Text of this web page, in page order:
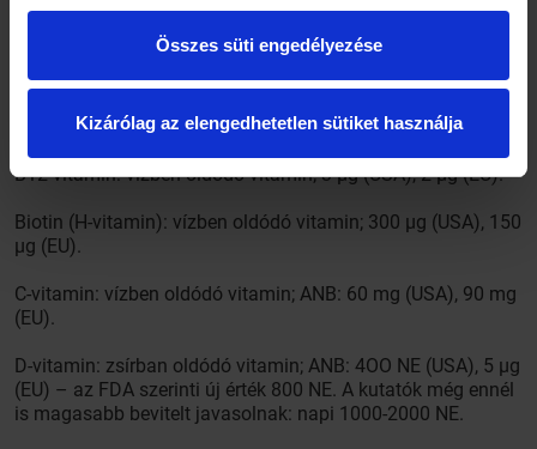
Összes süti engedélyezése
Kizárólag az elengedhetetlen sütiket használja
B6-vitamin (piridoxin): vízben oldódó vitamin; 2 mg (USA), 2
3OO µg (EU).
B12-vitamin: vízben oldódó vitamin; 3 µg (USA), 2 µg (EU).
Biotin (H-vitamin): vízben oldódó vitamin; 300 µg (USA), 150
µg (EU).
C-vitamin: vízben oldódó vitamin; ANB: 60 mg (USA), 90 mg
(EU).
D-vitamin: zsírban oldódó vitamin; ANB: 4OO NE (USA), 5 µg
(EU) – az FDA szerinti új érték 800 NE. A kutatók még ennél
is magasabb bevitelt javasolnak: napi 1000-2000 NE.